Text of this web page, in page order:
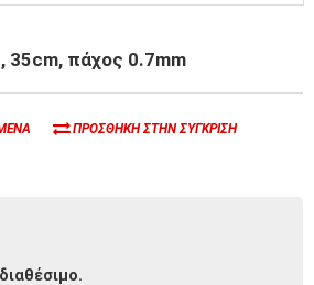
35cm, πάχος 0.7mm
ΠΡΟΣΘΉΚΗ ΣΤΗΝ ΣΎΓΚΡΙΣΗ